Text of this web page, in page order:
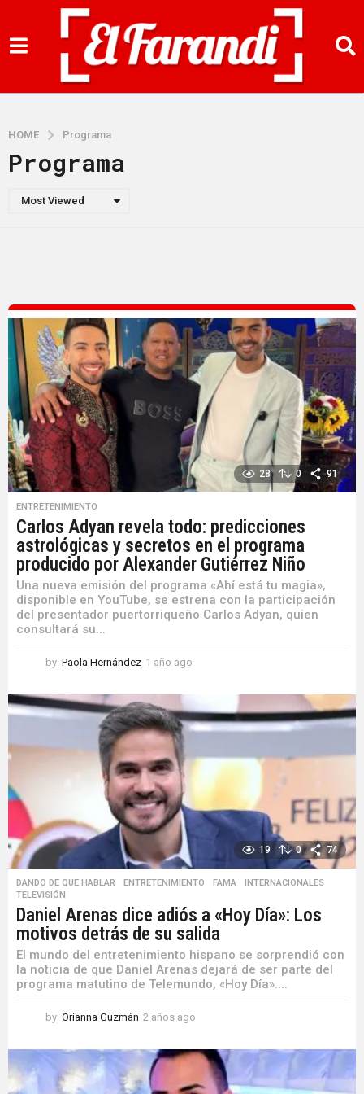
HOME Programa
Programa
Most Viewed
28 0 91
ENTRETENIMIENTO
Carlos Adyan revela todo: predicciones
astrológicas y secretos en el programa
producido por Alexander Gutiérrez Niño
Una nueva emisión del programa «Ahí está tu magia»,
disponible en YouTube, se estrena con la participación
del presentador puertorriqueño Carlos Adyan, quien
consultará su...
by Paola Hernández 1 año ago
o
a
o
19 0 74
DANDO DE QUE HABLAR ,ENTRETENIMIENTO ,FAMA INTERNACIONALES
TELEVISIÓN
Daniel Arenas dice adiós a «Hoy Día»: Los
motivos detrás de su salida
El mundo del entretenimiento hispano se sorprendió con
la noticia de que Daniel Arenas dejará de ser parte del
programa matutino de Telemundo, «Hoy Día»....
by Orianna Guzmán 2 años ago
ñ